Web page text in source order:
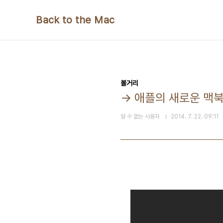
Back to the Mac
볼거리
→ 애플의 새로운 맥
알 수 없는 사용자 2014. 7. 22. 09:11